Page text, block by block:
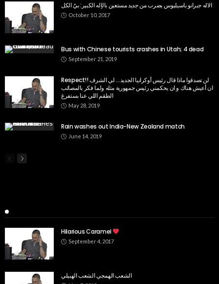
الاله جبرانو باسيليوس يضرب من جديد مستعين بالإله الكبير: بيّ الكل
October 10, 2017
Bus with Chinese tourists crashes in Utah; 4 dead
September 21, 2019
Respect!! لن تصدقوا ماذا قال رئيس أوكرانيا الجديد… لي الشرف
ان أعيش هناك و ان يحكمني رئيس جمهورية مثله ولما فكر بالمصائب
الطقم اللي عنا بستفرغ
May 28, 2019
Rain washes out India-New Zealand match
June 14, 2019
Hilarious Caramel
September 4, 2017
الشعب الهمجي الشعب الهبيلي